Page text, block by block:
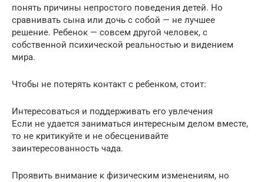
понять причины непростого поведения детей. Но
сравнивать сына или дочь с собой — не лучшее
решение. Ребенок — совсем другой человек, с
собственной психической реальностью и видением
мира.
Чтобы не потерять контакт с ребенком, стоит:
Интересоваться и поддерживать его увлечения
Если не удается заниматься интересным делом вместе,
то не критикуйте и не обесценивайте
заинтересованность чада.
Проявить внимание к физическим изменениям, но